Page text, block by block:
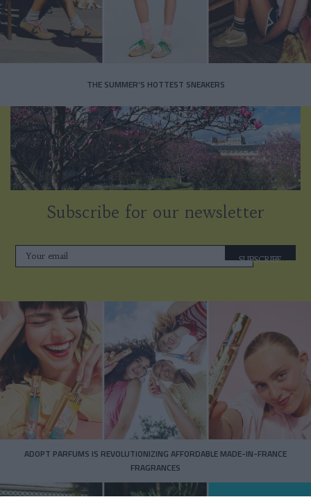
THE SUMMER’S HOTTEST SNEAKERS
Subscribe for our newsletter
SUBSCRIBE
ADOPT PARFUMS IS REVOLUTIONIZING AFFORDABLE MADE-IN-FRANCE
FRAGRANCES